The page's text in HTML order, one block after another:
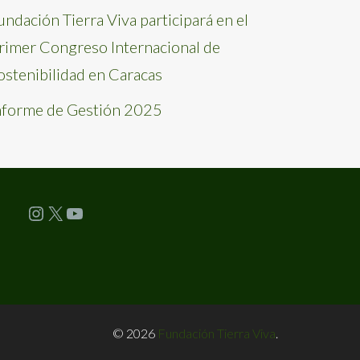
Tierra Viva participará en el
Congreso Internacional de
en Caracas
de Gestión 2025
Instagram X YouTube
© 2026 Fundación Tierra Viva.